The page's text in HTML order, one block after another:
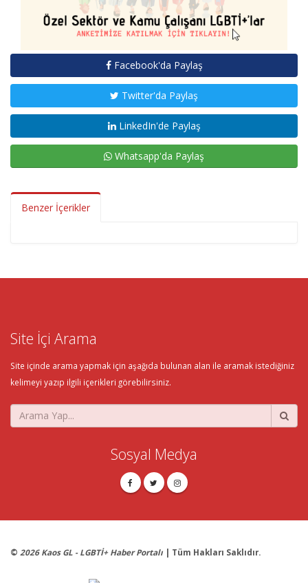
Facebook'da Paylaş
Twitter'da Paylaş
LinkedIn'de Paylaş
Whatsapp'da Paylaş
Benzer İçerikler
Site İçi Arama
Site içinde arama yapmak için aşağıda bulunan alan ile aramak istediğiniz
kelimeyi yazıp ilgili içerikleri görebilirsiniz.
Sosyal Medya
© 2026 Kaos GL - LGBTİ+ Haber Portalı | Tüm Hakları Saklıdır.